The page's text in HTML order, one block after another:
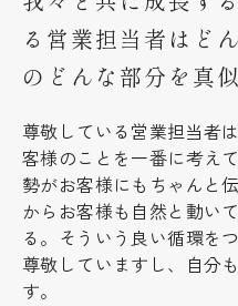
る営業担当者はど
のどんな部分を真
尊敬している営業担当者
客様のことを一番に考え
勢がお客様にもちゃんと
からお客様も自然と動い
る。そういう良い循環を
尊敬していますし、自分
す。